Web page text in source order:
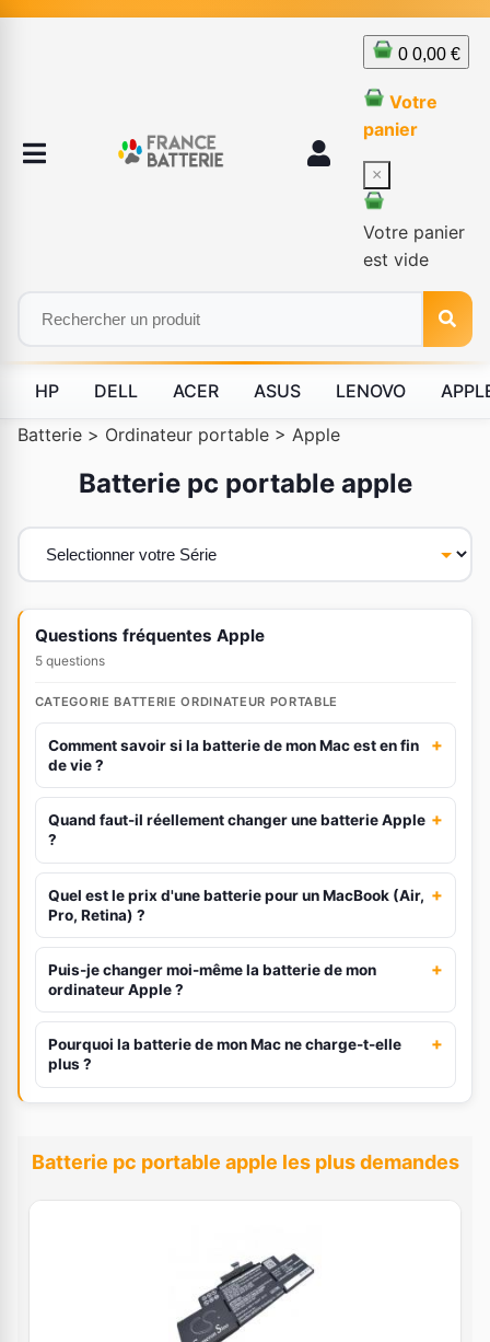
0 0,00 €
Votre
panier
×
Votre panier
est vide
HP DELL ACER ASUS LENOVO
Batterie > Ordinateur portable > Apple
Batterie pc portable apple
Questions fréquentes Apple
5 questions
CATEGORIE BATTERIE ORDINATEUR PORTABLE
Comment savoir si la batterie de mon Mac est en fin
de vie ?
+
Quand faut-il réellement changer une batterie Apple
?
+
Quel est le prix d'une batterie pour un MacBook (Air,
Pro, Retina) ?
+
Puis-je changer moi-même la batterie de mon
ordinateur Apple ?
+
Pourquoi la batterie de mon Mac ne charge-t-elle
plus ?
+
Batterie pc portable apple les plus demandes